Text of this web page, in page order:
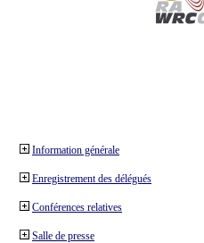
Information générale
Enregistrement des délégués
Conférences relatives
Salle de presse